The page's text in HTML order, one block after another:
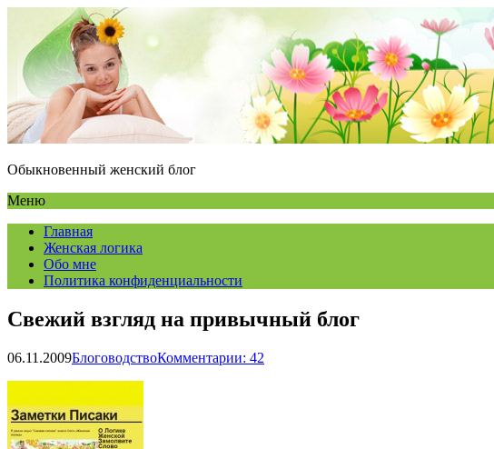
Обыкновенный женский блог
Меню
Главная
Женская логика
Обо мне
Политика конфиденциальности
Свежий взгляд на привычный блог
06.11.2009БлоговодствоКомментарии: 42